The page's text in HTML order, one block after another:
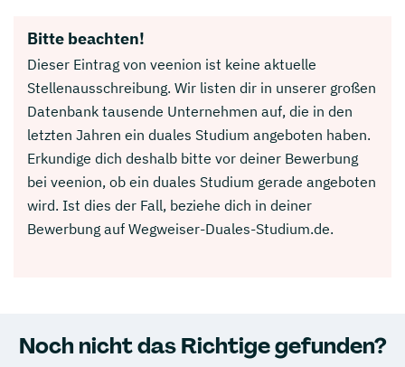
Bitte beachten!
Dieser Eintrag von veenion ist keine aktuelle
Stellenausschreibung. Wir listen dir in unserer großen
Datenbank tausende Unternehmen auf, die in den
letzten Jahren ein duales Studium angeboten haben.
Erkundige dich deshalb bitte vor deiner Bewerbung
bei veenion, ob ein duales Studium gerade angeboten
wird. Ist dies der Fall, beziehe dich in deiner
Bewerbung auf Wegweiser-Duales-Studium.de.
Noch nicht das Richtige gefunden?